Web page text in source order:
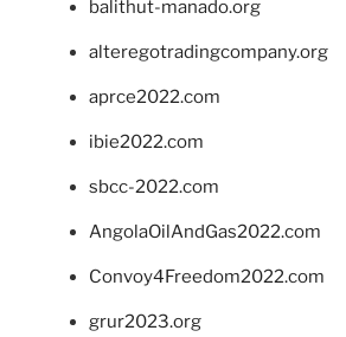
balithut-manado.org
alteregotradingcompany.org
aprce2022.com
ibie2022.com
sbcc-2022.com
AngolaOilAndGas2022.com
Convoy4Freedom2022.com
grur2023.org